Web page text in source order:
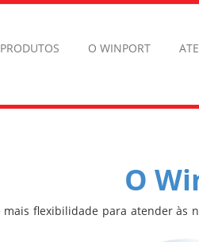
PRODUTOS O WINPORT
O
flexibilidade para atender